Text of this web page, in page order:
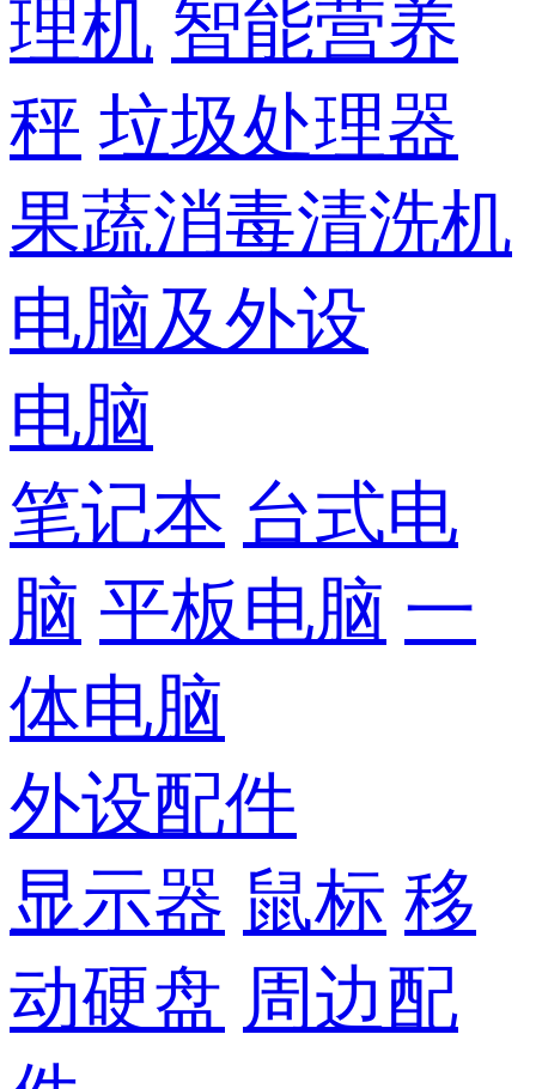
理机 智能营养
秤 垃圾处理器
果蔬消毒清洗机
电脑及外设
电脑
笔记本 台式电
脑 平板电脑 一
体电脑
外设配件
显示器 鼠标 移
动硬盘 周边配